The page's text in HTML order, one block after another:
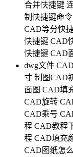
合并快捷键
制快捷键命令
CAD等分快
快捷键 CAD
快捷键 CAD
dwg文件
寸 制图CAD
面图 CAD填
CAD旋转
CAD乘号
程 CAD教程
程 CAD填充
CAD图纸怎